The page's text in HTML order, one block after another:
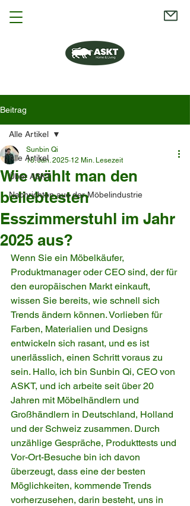
Beitrag
Alle Artikel
Über ASKT
Nachrichten aus der Möbelindustrie
Alle Artikel
Wie wählt man den
beliebtesten
Esszimmerstuhl im Jahr
2025 aus?
Sunbin Qi
18. Jan. 2025 12 Min. Lesezeit
Wenn Sie ein Möbelkäufer,
Produktmanager oder CEO sind, der für
den europäischen Markt einkauft,
wissen Sie bereits, wie schnell sich
Trends ändern können. Vorlieben für
Farben, Materialien und Designs
entwickeln sich rasant, und es ist
unerlässlich, einen Schritt voraus zu
sein. Hallo, ich bin Sunbin Qi, CEO von
ASKT, und ich arbeite seit über 20
Jahren mit Möbelhändlern und
Großhändlern in Deutschland, Holland
und der Schweiz zusammen. Durch
unzählige Gespräche, Produkttests und
Vor-Ort-Besuche bin ich davon
überzeugt, dass eine der besten
Möglichkeiten, kommende Trends
vorherzusehen, darin besteht, uns in